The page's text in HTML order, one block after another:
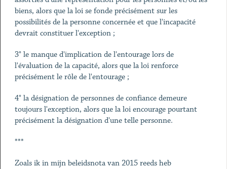
biens, alors que la loi se fonde précisément sur les
possibilités de la personne concernée et que l'incapacité
devrait constituer l'exception ;
3° le manque d'implication de l'entourage lors de
l'évaluation de la capacité, alors que la loi renforce
précisément le rôle de l'entourage ;
4° la désignation de personnes de confiance demeure
toujours l'exception, alors que la loi encourage pourtant
précisément la désignation d'une telle personne.
***
Zoals ik in mijn beleidsnota van 2015 reeds heb